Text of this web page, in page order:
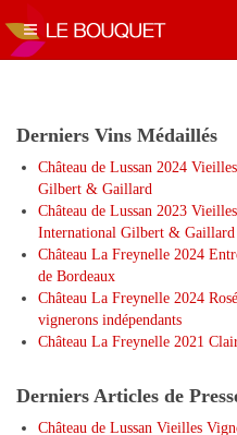
Derniers Vins Médaillés
Château de Lussan 2024
Gilbert & Gaillard
Château de Lussan 2023
International Gilbert & Gaillard
Château La Freynelle 2024
de Bordeaux
Château La Freynelle 2024
vignerons indépendants
Château La Freynelle 2021
Derniers Articles de
Château de Lussan Vieilles